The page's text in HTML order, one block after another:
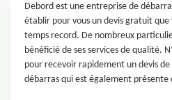
Debord est une entreprise de
établir pour vous un devis gratuit que
temps record. De nombreux
bénéficié de ses services de qualité.
pour recevoir rapidement un devis
débarras qui est également présente